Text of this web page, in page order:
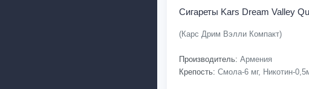
Сигареты Kars Dream Valley
(Карс Дрим Вэлли Компакт)
Производитель: Армения
Крепость: Смола-6 мг, Никотин-